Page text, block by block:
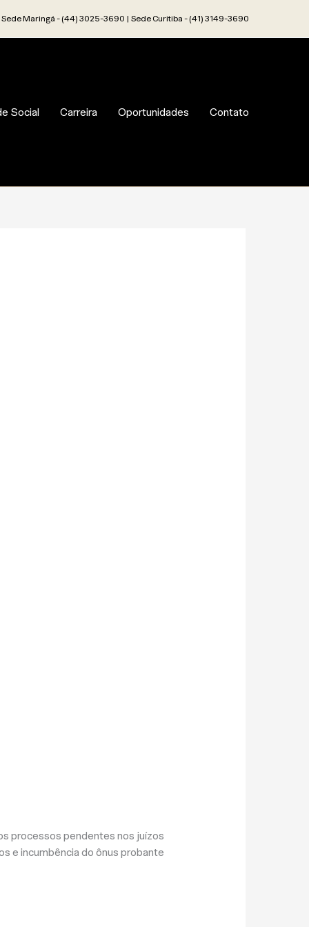
Sede Maringá - (44) 3025-3690 | Sede Curitiba - (41) 3149-3690
Social Carreira Oportunidades Contato
processos pendentes nos juízos
e incumbência do ônus probante